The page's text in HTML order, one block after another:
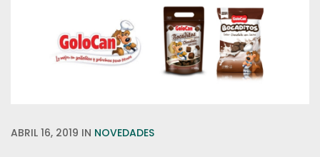
ABRIL 16, 2019 IN NOVEDADES